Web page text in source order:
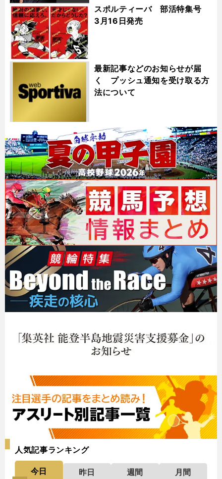
スポルティーバ 部活特集号
3月16日発売
最新記事などのお知らせが届
く プッシュ通知を受け取る方
法について
人気記事ランキング
今日 昨日 週間
月間